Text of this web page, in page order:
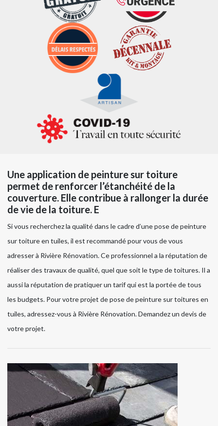
Une application de peinture sur toiture
permet de renforcer l’étanchéité de la
couverture. Elle contribue à rallonger la durée
de vie de la toiture. E
Si vous recherchez la qualité dans le cadre d’une pose de peinture
sur toiture en tuiles, il est recommandé pour vous de vous
adresser à Rivière Rénovation. Ce professionnel a la réputation de
réaliser des travaux de qualité, quel que soit le type de toitures. Il a
aussi la réputation de pratiquer un tarif qui est la portée de tous
les budgets. Pour votre projet de pose de peinture sur toitures en
tuiles, adressez-vous à Rivière Rénovation. Demandez un devis de
votre projet.